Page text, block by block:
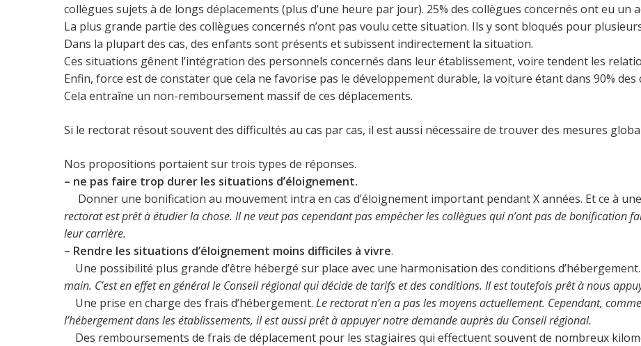
collègues sujets à de longs déplacements (plus d’une heure par jour). 25% des collègues concernés ont eu un
La plus grande partie des collègues concernés n’ont pas voulu cette situation. Ils y sont bloqués pour
Dans la plupart des cas, des enfants sont présents et subissent indirectement la situation.
Ces situations gênent l’intégration des personnels concernés dans leur établissement, voire tendent les
Enfin, force est de constater que cela ne favorise pas le développement durable, la voiture étant dans 90% des
Cela entraîne un non-remboursement massif de ces déplacements.
Si le rectorat résout souvent des difficultés au cas par cas, il est aussi nécessaire de trouver des mesures
Nos propositions portaient sur trois types de réponses.
– ne pas faire trop durer les situations d’éloignement.
Donner une bonification au mouvement intra en cas d’éloignement important pendant X années. Et ce à
rectorat est prêt à étudier la chose. Il ne veut pas cependant pas empêcher les collègues qui n’ont pas de bonification
leur carrière.
– Rendre les situations d’éloignement moins difficiles à vivre.
Une possibilité plus grande d’être hébergé sur place avec une harmonisation des conditions d’hébergement.
main. C’est en effet en général le Conseil régional qui décide de tarifs et des conditions. Il est toutefois prêt à nous
Une prise en charge des frais d’hébergement. Le rectorat n’en a pas les moyens actuellement. Cependant,
l’hébergement dans les établissements, il est aussi prêt à appuyer notre demande auprès du Conseil régional.
Des remboursements de frais de déplacement pour les stagiaires qui effectuent souvent de nombreux